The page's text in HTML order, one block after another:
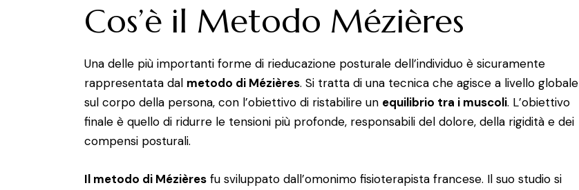
Cos’è il Metodo Mézières
Una delle più importanti forme di rieducazione posturale dell’individuo è sicuramente
rappresentata dal metodo di Mézières. Si tratta di una tecnica che agisce a livello globale
sul corpo della persona, con l’obiettivo di ristabilire un equilibrio tra i muscoli. L’obiettivo
finale è quello di ridurre le tensioni più profonde, responsabili del dolore, della rigidità e dei
compensi posturali.
Il metodo di Mézières fu sviluppato dall’omonimo fisioterapista francese. Il suo studio si